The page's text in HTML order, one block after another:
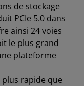
de stockage
PCIe 5.0 dans
ainsi 24 voies
le plus grand
plateforme
plus rapide que